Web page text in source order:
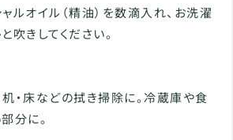
ルオイル（精油）を数滴入れ、お洗濯
吹きしてください。
・床などの拭き掃除に。冷蔵庫や食
分に。